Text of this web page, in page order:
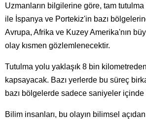
Uzmanların bilgilerine göre, tam
ile İspanya ve Portekiz'in bazı
Avrupa, Afrika ve Kuzey Amerika'nın
olay kısmen gözlemlenecektir.
Tutulma yolu yaklaşık 8 bin
kapsayacak. Bazı yerlerde bu süreç
bazı bölgelerde sadece saniyeler içinde
Bilim insanları, bu olayın bilimsel